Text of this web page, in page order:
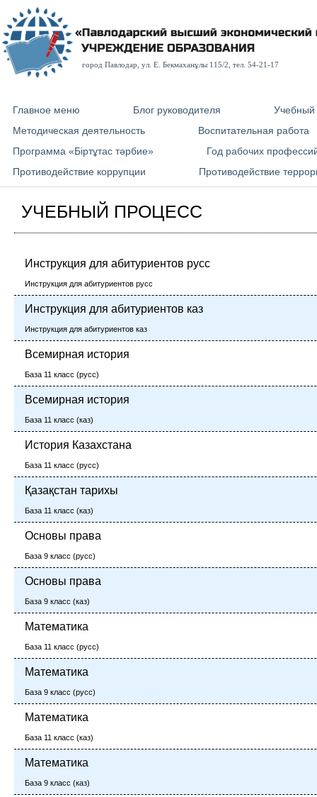
город Павлодар, ул. E. Бекмаханұлы 115/2, тел. 54-21-17
Главное меню Блог руководителя
Учебный
Методическая деятельность
Воспитательная работа
Программа «Біртұтас тәрбие»
Год рабочих
Противодействие коррупции
Противодействие
УЧЕБНЫЙ ПРОЦЕСС
Инструкция для абитуриентов русс
Инструкция для абитуриентов русс
Инструкция для абитуриентов каз
Инструкция для абитуриентов каз
Всемирная история
База 11 класс (русс)
Всемирная история
База 11 класс (каз)
История Казахстана
База 11 класс (русс)
Қазақстан тарихы
База 11 класс (каз)
Основы права
База 9 класс (русс)
Основы права
База 9 класс (каз)
Математика
База 11 класс (русс)
Математика
База 9 класс (русс)
Математика
База 11 класс (каз)
Математика
База 9 класс (каз)